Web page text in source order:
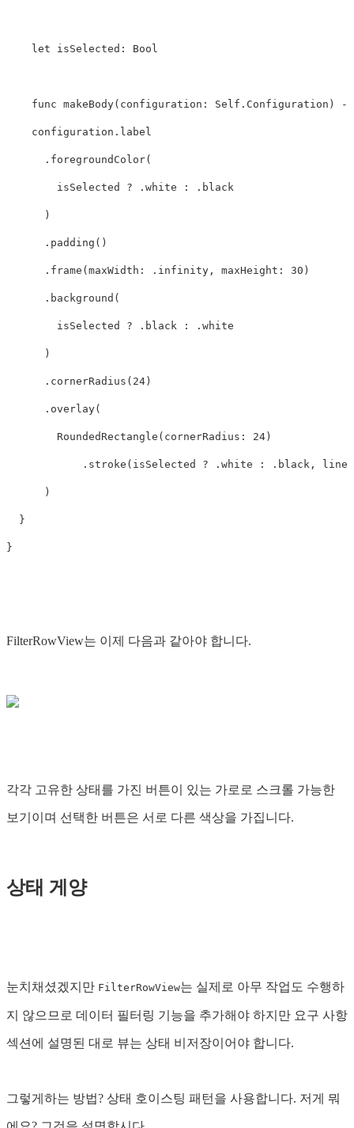
let isSelected : Bool
func makeBody( configuration : Self . Configuration ) ->
configuration . label
. foregroundColor(
isSelected ? . white : . black
)
. padding ()
. frame (maxWidth : . infinity , maxHeight : 30 )
. background (
isSelected ? . black : . white
)
. cornerRadius ( 24)
. overlay(
RoundedRectangle ( cornerRadius : 24)
. stroke ( isSelected ? . white : . black ,
)
}
}
FilterRowView는 이제 다음과 같아야 합니다.
각각 고유한 상태를 가진 버튼이 있는 가로로 스크롤 가능한
보기이며 선택한 버튼은 서로 다른 색상을 가집니다.
상태 게양
눈치채셨겠지만 FilterRowView는 실제로 아무 작업도 수행하
지 않으므로 데이터 필터링 기능을 추가해야 하지만 요구 사항
섹션에 설명된 대로 뷰는 상태 비저장이어야 합니다.
그렇게하는 방법? 상태 호이스팅 패턴을 사용합니다. 저게 뭐